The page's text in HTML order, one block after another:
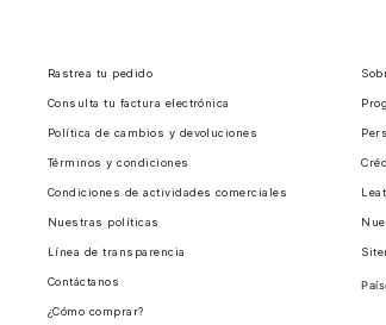
Rastrea tu pedido
Consulta tu factura electrónica
Política de cambios y devoluciones
Términos y condiciones
Condiciones de actividades comerciales
Nuestras políticas
Línea de transparencia
Contáctanos
¿Cómo comprar?